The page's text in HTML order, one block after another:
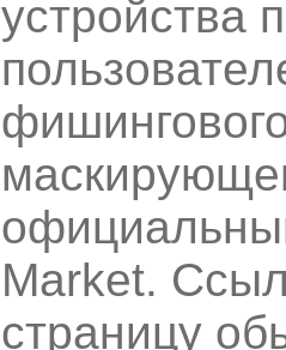
устройства
Market.
страницу